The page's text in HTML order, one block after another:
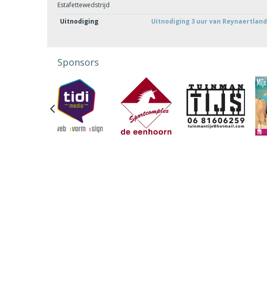
Estafettewedstrijd
Uitnodiging
Uitnodiging 3 uur van Reynaertland
Sponsors
Previous